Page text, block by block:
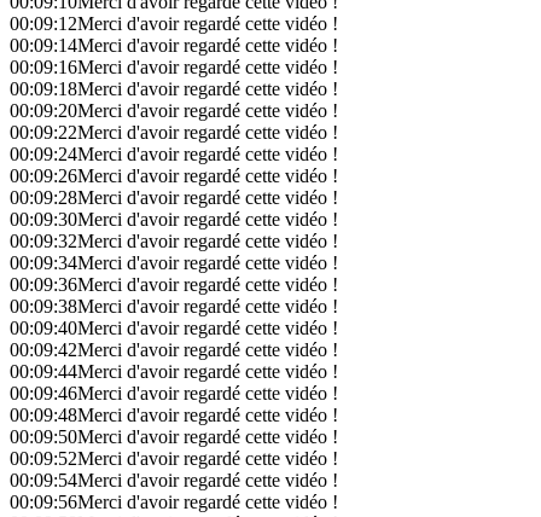
00:09:12Merci d'avoir regardé cette vidéo !
00:09:14Merci d'avoir regardé cette vidéo !
00:09:16Merci d'avoir regardé cette vidéo !
00:09:18Merci d'avoir regardé cette vidéo !
00:09:20Merci d'avoir regardé cette vidéo !
00:09:22Merci d'avoir regardé cette vidéo !
00:09:24Merci d'avoir regardé cette vidéo !
00:09:26Merci d'avoir regardé cette vidéo !
00:09:28Merci d'avoir regardé cette vidéo !
00:09:30Merci d'avoir regardé cette vidéo !
00:09:32Merci d'avoir regardé cette vidéo !
00:09:34Merci d'avoir regardé cette vidéo !
00:09:36Merci d'avoir regardé cette vidéo !
00:09:38Merci d'avoir regardé cette vidéo !
00:09:40Merci d'avoir regardé cette vidéo !
00:09:42Merci d'avoir regardé cette vidéo !
00:09:44Merci d'avoir regardé cette vidéo !
00:09:46Merci d'avoir regardé cette vidéo !
00:09:48Merci d'avoir regardé cette vidéo !
00:09:50Merci d'avoir regardé cette vidéo !
00:09:52Merci d'avoir regardé cette vidéo !
00:09:54Merci d'avoir regardé cette vidéo !
00:09:56Merci d'avoir regardé cette vidéo !